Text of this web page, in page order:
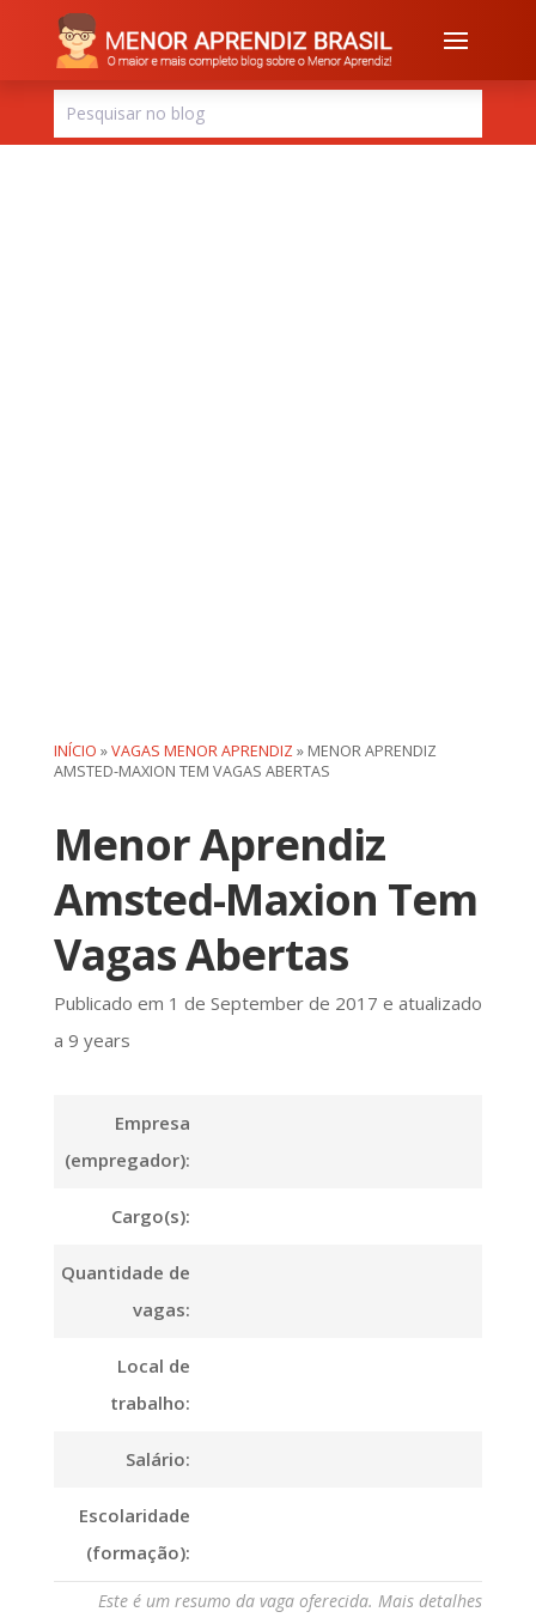
INÍCIO »VAGAS MENOR APRENDIZ» MENOR APRENDIZ
AMSTED-MAXION TEM VAGAS ABERTAS
Menor Aprendiz
Amsted-Maxion Tem
Vagas Abertas
Publicado em 1 de September de 2017 e atualizado
a 9 years
Empresa
(empregador):
Cargo(s):
Quantidade de
vagas:
Local de
trabalho:
Salário:
Escolaridade
(formação):
Este é um resumo da vaga oferecida. Mais detalhes